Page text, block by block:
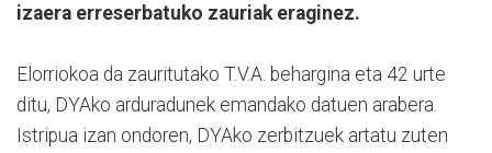
izaera erreserbatuko zauriak eraginez.
Elorriokoa da zauritutako T.V.A. behargina eta 42 urte
ditu, DYAko arduradunek emandako datuen arabera.
Istripua izan ondoren, DYAko zerbitzuek artatu zuten